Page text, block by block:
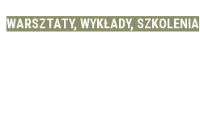
WARSZTATY, WYKŁADY, SZKOLENIA